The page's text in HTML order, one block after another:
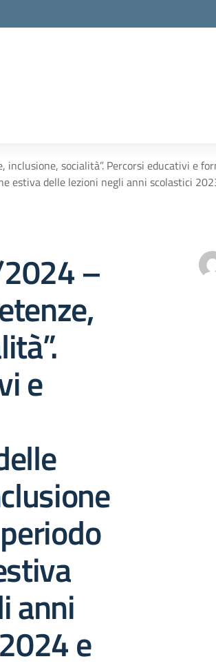
socialità”. Percorsi educativi e
estiva delle lezioni negli anni scolastici
–
e
anni
e